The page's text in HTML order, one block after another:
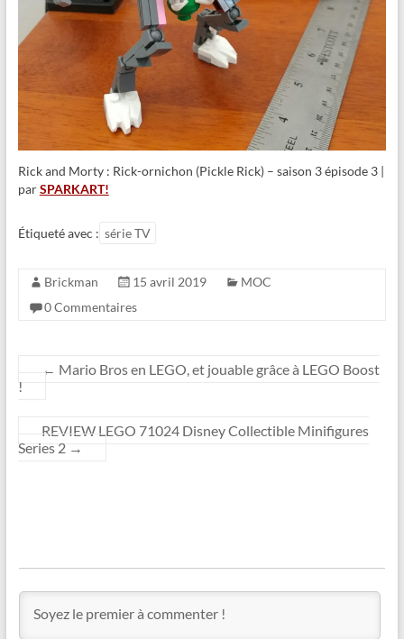
Rick and Morty : Rick-ornichon (Pickle Rick) – saison 3 épisode 3 |
parSPARKART!
Étiqueté avec : série TV
Brickman 15 avril 2019
MOC
0 Commentaires
← Mario Bros en LEGO, et jouable grâce à LEGO Boost
!
REVIEW LEGO 71024 Disney Collectible Minifigures
Series 2 →